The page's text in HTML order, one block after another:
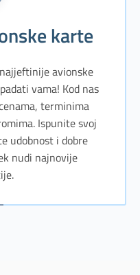
karte
avionske
vama! Kod nas
terminima
Ispunite svoj
udobnost i dobre
nudi najnovije